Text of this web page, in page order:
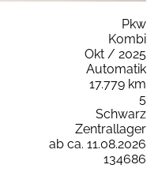
Pkw
Kombi
Okt / 2025
Automatik
17.779 km
5
Schwarz
Zentrallager
ab ca. 11.08.2026
134686